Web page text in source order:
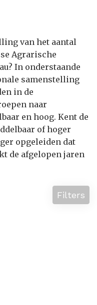
van het aantal
Agrarische
In onderstaande
samenstelling
in de
naar
en hoog. Kent de
of hoger
opgeleiden dat
de afgelopen jaren
Filters